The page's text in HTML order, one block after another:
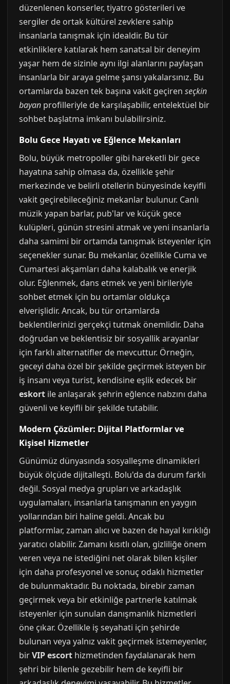
düzenlenen konserler, tiyatro gösterileri ve
sergiler de ortak kültürel zevklere sahip
insanlarla tanışmak için idealdir. Bu tür
etkinliklere katılarak hem sanatsal bir deneyim
yaşar hem de sizinle aynı ilgi alanlarını paylaşan
insanlarla bir araya gelme şansı yakalarsınız. Bu
ortamlarda bazen tek başına vakit geçiren seçkin
bayan profilleriyle de karşılaşabilir, entelektüel bir
sohbet başlatma imkanı bulabilirsiniz.
Bolu Gece Hayatı ve Eğlence Mekanları
Bolu, büyük metropoller gibi hareketli bir gece
hayatına sahip olmasa da, özellikle şehir
merkezinde ve belirli otellerin bünyesinde keyifli
vakit geçirebileceğiniz mekanlar bulunur. Canlı
müzik yapan barlar, pub'lar ve küçük gece
kulüpleri, günün stresini atmak ve yeni insanlarla
daha samimi bir ortamda tanışmak isteyenler için
seçenekler sunar. Bu mekanlar, özellikle Cuma ve
Cumartesi akşamları daha kalabalık ve enerjik
olur. Eğlenmek, dans etmek ve yeni birileriyle
sohbet etmek için bu ortamlar oldukça
elverişlidir. Ancak, bu tür ortamlarda
beklentilerinizi gerçekçi tutmak önemlidir. Daha
doğrudan ve beklentisiz bir sosyallik arayanlar
için farklı alternatifler de mevcuttur. Örneğin,
geceyi daha özel bir şekilde geçirmek isteyen bir
iş insanı veya turist, kendisine eşlik edecek bir
eskort ile anlaşarak şehrin eğlence nabzını daha
güvenli ve keyifli bir şekilde tutabilir.
Modern Çözümler: Dijital Platformlar ve
Kişisel Hizmetler
Günümüz dünyasında sosyalleşme dinamikleri
büyük ölçüde dijitalleşti. Bolu'da da durum farklı
değil. Sosyal medya grupları ve arkadaşlık
uygulamaları, insanlarla tanışmanın en yaygın
yollarından biri haline geldi. Ancak bu
platformlar, zaman alıcı ve bazen de hayal kırıklığı
yaratıcı olabilir. Zamanı kısıtlı olan, gizliliğe önem
veren veya ne istediğini net olarak bilen kişiler
için daha profesyonel ve sonuç odaklı hizmetler
de bulunmaktadır. Bu noktada, birebir zaman
geçirmek veya bir etkinliğe partnerle katılmak
isteyenler için sunulan danışmanlık hizmetleri
öne çıkar. Özellikle iş seyahati için şehirde
bulunan veya yalnız vakit geçirmek istemeyenler,
birVIP escort hizmetinden faydalanarak hem
şehri bir bilenle gezebilir hem de keyifli bir